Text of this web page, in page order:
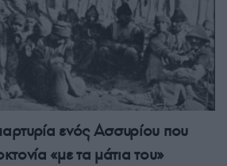
ενός Ασσυρίου που
«με τα μάτια του»